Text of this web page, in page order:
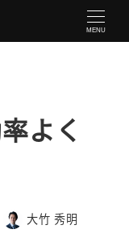
MENU
ビューを効率よく獲
よく
著
大竹 秀明